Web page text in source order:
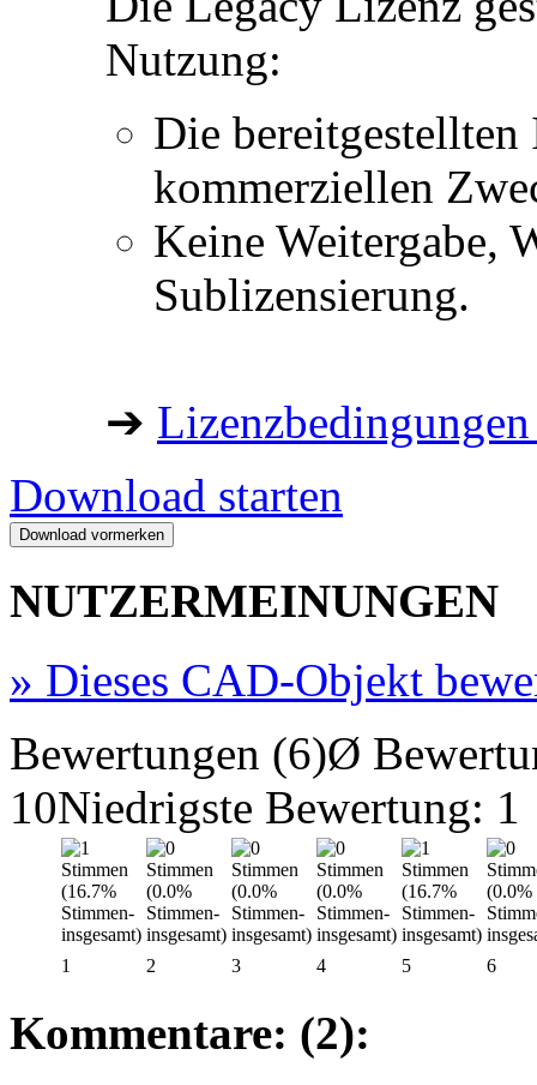
Nutzung:
Die
kommerziellen
Keine Weitergabe,
Sublizensierung.
➔
Download starten
NUTZERMEINUNGEN
» Dieses CAD-Objekt
Bewertungen (6)Ø
10Niedrigste Bewertung: 1
1 2 3 4 5 6
Kommentare: (2):